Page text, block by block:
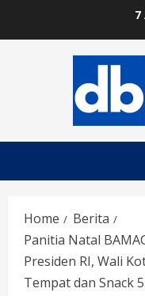
7
Home
Berita
Panitia Natal
Presiden RI, Wali
Tempat dan Snack